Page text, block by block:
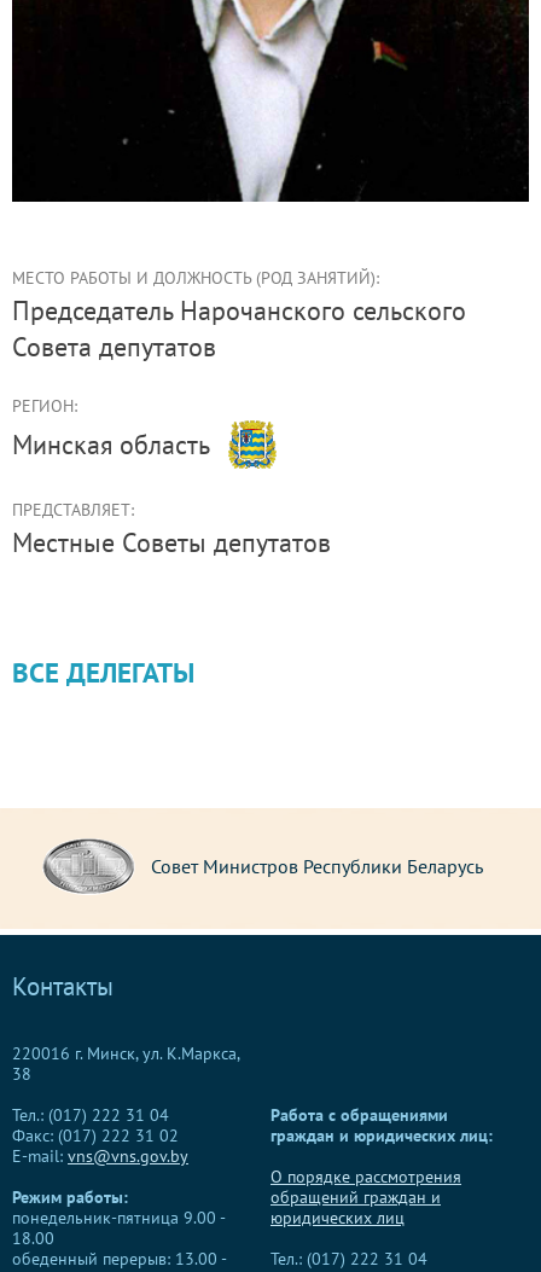
МЕСТО РАБОТЫ И ДОЛЖНОСТЬ (РОД ЗАНЯТИЙ):
председатель Нарочанского сельского
Совета депутатов
РЕГИОН:
Минская область
ПРЕДСТАВЛЯЕТ:
Местные Советы депутатов
ВСЕ ДЕЛЕГАТЫ
Совет Министров Республики Беларусь
Контакты
220016 г. Минск, ул. К.Маркса,
38
Тел.: (017) 222 31 04
Факс: (017) 222 31 02
E-mail: vns@vns.gov.by
Режим работы:
понедельник-пятница 9.00 -
18.00
обеденный перерыв: 13.00 -
Работа с обращениями
граждан и юридических лиц:
О порядке рассмотрения
обращений граждан и
юридических лиц
Тел.: (017) 222 31 04